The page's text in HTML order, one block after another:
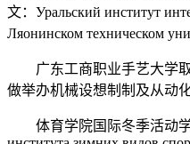
文：Уральский институт
Ляонинском техническом
广东工商职业手艺大学取
做举办机械设想制制及从动
体育学院国际冬季活动学